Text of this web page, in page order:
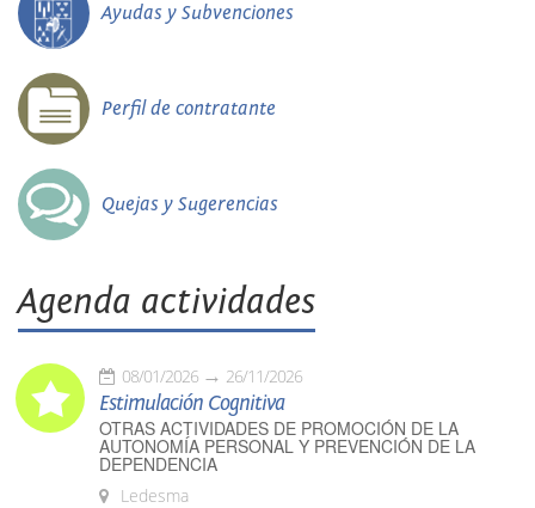
Ayudas y Subvenciones
Perfil de contratante
Quejas y Sugerencias
Agenda actividades
08/01/2026 26/11/2026
Estimulación Cognitiva
OTRAS ACTIVIDADES DE PROMOCIÓN DE LA
AUTONOMÍA PERSONAL Y PREVENCIÓN DE LA
DEPENDENCIA
Ledesma